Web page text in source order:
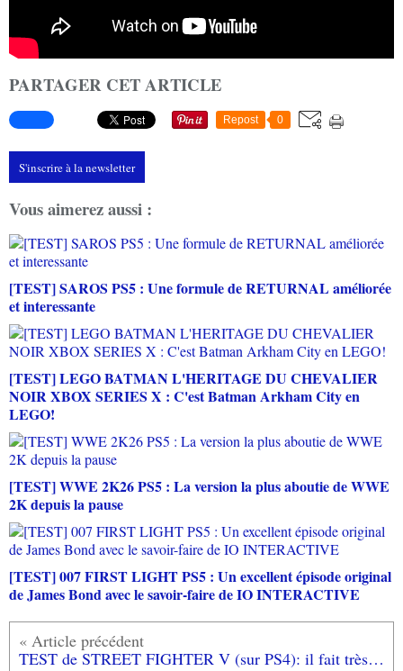
PARTAGER CET ARTICLE
Repost 0
S'inscrire à la newsletter
Vous aimerez aussi :
[TEST] SAROS PS5 : Une formule de RETURNAL améliorée
et interessante
[TEST] LEGO BATMAN L'HERITAGE DU CHEVALIER
NOIR XBOX SERIES X : C'est Batman Arkham City en
LEGO!
[TEST] WWE 2K26 PS5 : La version la plus aboutie de WWE
2K depuis la pause
[TEST] 007 FIRST LIGHT PS5 : Un excellent épisode original
de James Bond avec le savoir-faire de IO INTERACTIVE
TEST de STREET FIGHTER V (sur PS4): il fait très mal!